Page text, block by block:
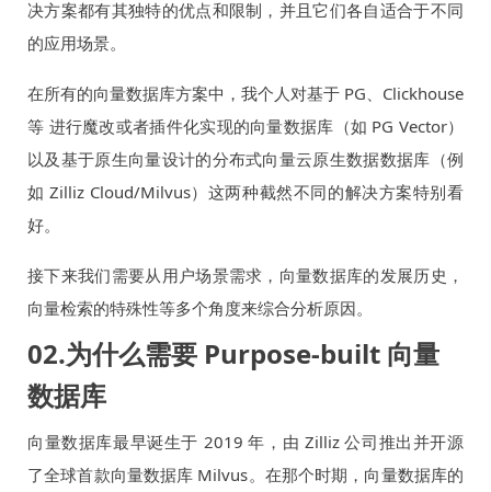
决方案都有其独特的优点和限制，并且它们各自适合于不同
的应用场景。
在所有的向量数据库方案中，我个人对基于 PG、Clickhouse
等 进行魔改或者插件化实现的向量数据库（如 PG Vector）
以及基于原生向量设计的分布式向量云原生数据数据库（例
如 Zilliz Cloud/Milvus）这两种截然不同的解决方案特别看
好。
接下来我们需要从用户场景需求，向量数据库的发展历史，
向量检索的特殊性等多个角度来综合分析原因。
02.为什么需要 Purpose-built 向量
数据库
向量数据库最早诞生于 2019 年，由 Zilliz 公司推出并开源
了全球首款向量数据库 Milvus。在那个时期，向量数据库的